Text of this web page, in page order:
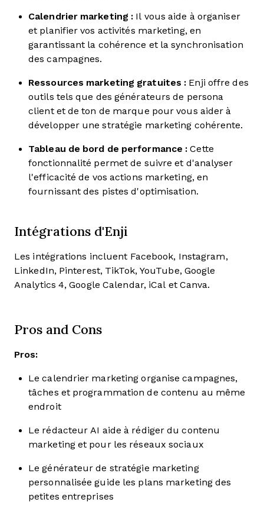
Calendrier marketing : Il vous aide à organiser
et planifier vos activités marketing, en
garantissant la cohérence et la synchronisation
des campagnes.
Ressources marketing gratuites : Enji offre des
outils tels que des générateurs de persona
client et de ton de marque pour vous aider à
développer une stratégie marketing cohérente.
Tableau de bord de performance : Cette
fonctionnalité permet de suivre et d'analyser
l'efficacité de vos actions marketing, en
fournissant des pistes d'optimisation.
Intégrations d'Enji
Les intégrations incluent Facebook, Instagram,
LinkedIn, Pinterest, TikTok, YouTube, Google
Analytics 4, Google Calendar, iCal et Canva.
Pros and Cons
Pros:
Le calendrier marketing organise campagnes,
tâches et programmation de contenu au même
endroit
Le rédacteur AI aide à rédiger du contenu
marketing et pour les réseaux sociaux
Le générateur de stratégie marketing
personnalisée guide les plans marketing des
petites entreprises